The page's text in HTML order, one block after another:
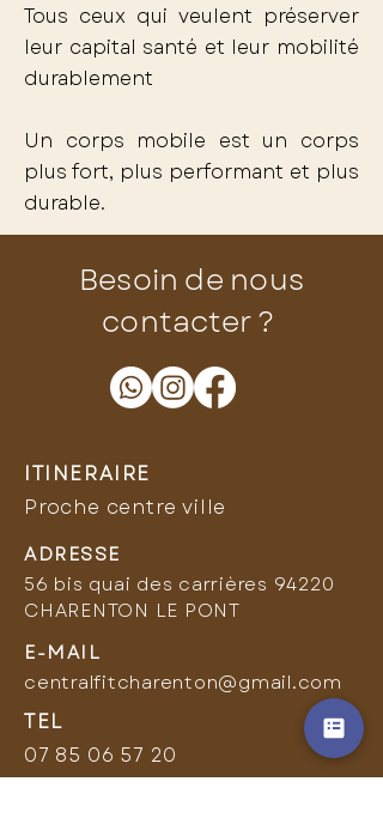
Tous ceux qui veulent préserver
leur capital santé et leur mobilité
durablement
Un corps mobile est un corps
plus fort, plus performant et plus
durable.
Besoin de nous
contacter ?
ITINERAIRE
Proche centre ville
ADRESSE
56 bis quai des carrières 94220
CHARENTON LE PONT
E-MAIL
centralfitcharenton@gmail.com
TEL
07 85 06 57 20